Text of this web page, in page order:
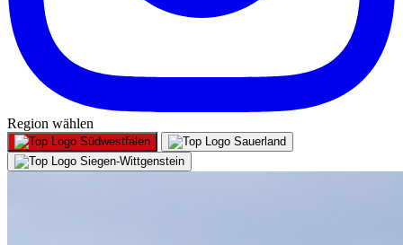
Region wählen
Südwestfalen
Sauerland
Siegen-Wittgenstein